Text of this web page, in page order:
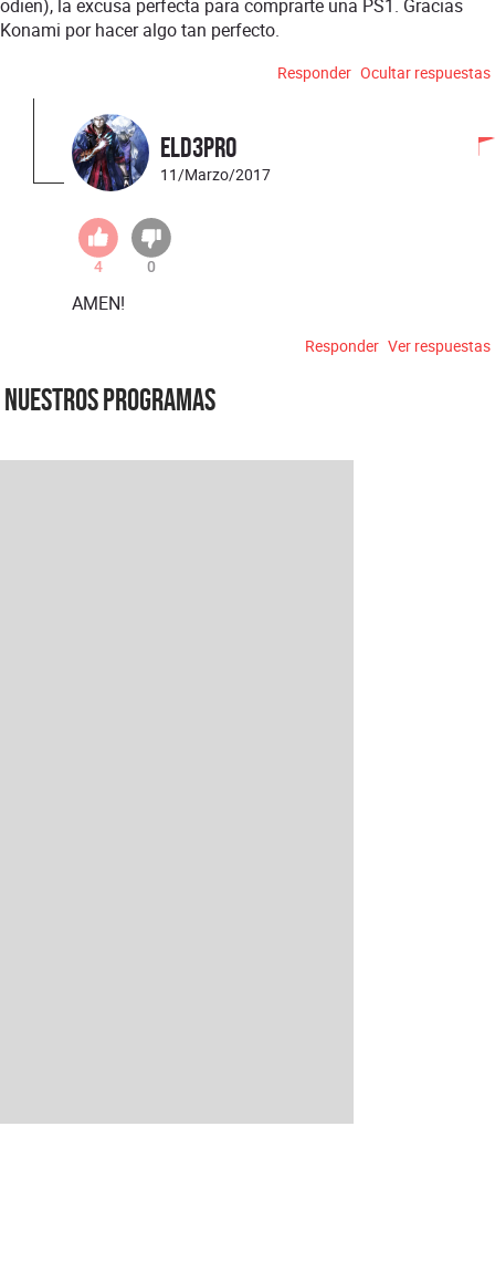
odien), la excusa perfecta para comprarte una PS1. Gracias
Konami por hacer algo tan perfecto.
Responder Ocultar respuestas
Eld3pro
11/Marzo/2017
4 0
AMEN!
Responder Ver respuestas
Nuestros programas